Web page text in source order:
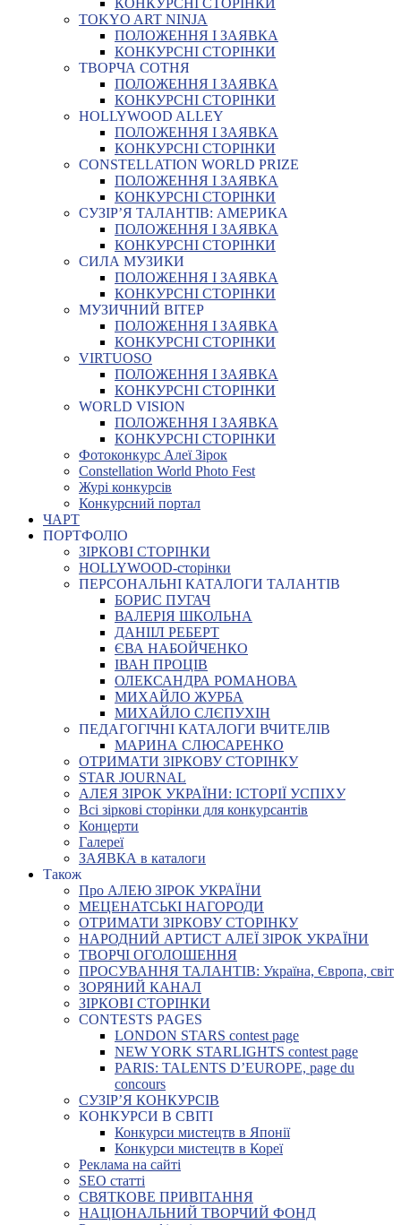
КОНКУРСНІ СТОРІНКИ
TOKYO ART NINJA
ПОЛОЖЕННЯ І ЗАЯВКА
КОНКУРСНІ СТОРІНКИ
ТВОРЧА СОТНЯ
ПОЛОЖЕННЯ І ЗАЯВКА
КОНКУРСНІ СТОРІНКИ
HOLLYWOOD ALLEY
ПОЛОЖЕННЯ І ЗАЯВКА
КОНКУРСНІ СТОРІНКИ
CONSTELLATION WORLD PRIZE
ПОЛОЖЕННЯ І ЗАЯВКА
КОНКУРСНІ СТОРІНКИ
СУЗІР’Я ТАЛАНТІВ: АМЕРИКА
ПОЛОЖЕННЯ І ЗАЯВКА
КОНКУРСНІ СТОРІНКИ
СИЛА МУЗИКИ
ПОЛОЖЕННЯ І ЗАЯВКА
КОНКУРСНІ СТОРІНКИ
МУЗИЧНИЙ ВІТЕР
ПОЛОЖЕННЯ І ЗАЯВКА
КОНКУРСНІ СТОРІНКИ
VIRTUOSO
ПОЛОЖЕННЯ І ЗАЯВКА
КОНКУРСНІ СТОРІНКИ
WORLD VISION
ПОЛОЖЕННЯ І ЗАЯВКА
КОНКУРСНІ СТОРІНКИ
Фотоконкурс Алеї Зірок
Constellation World Photo Fest
Журі конкурсів
Конкурсний портал
ЧАРТ
ПОРТФОЛІО
ЗІРКОВІ СТОРІНКИ
HOLLYWOOD-сторінки
ПЕРСОНАЛЬНІ КАТАЛОГИ ТАЛАНТІВ
БОРИС ПУГАЧ
ВАЛЕРІЯ ШКОЛЬНА
ДАНІІЛ РЕБЕРТ
ЄВА НАБОЙЧЕНКО
ІВАН ПРОЦІВ
ОЛЕКСАНДРА РОМАНОВА
МИХАЙЛО ЖУРБА
МИХАЙЛО СЛЄПУХІН
ПЕДАГОГІЧНІ КАТАЛОГИ ВЧИТЕЛІВ
МАРИНА СЛЮСАРЕНКО
ОТРИМАТИ ЗІРКОВУ СТОРІНКУ
STAR JOURNAL
АЛЕЯ ЗІРОК УКРАЇНИ: ІСТОРІЇ УСПІХУ
Всі зіркові сторінки для конкурсантів
Концерти
Галереї
ЗАЯВКА в каталоги
Також
Про АЛЕЮ ЗІРОК УКРАЇНИ
МЕЦЕНАТСЬКІ НАГОРОДИ
ОТРИМАТИ ЗІРКОВУ СТОРІНКУ
НАРОДНИЙ АРТИСТ АЛЕЇ ЗІРОК УКРАЇНИ
ТВОРЧІ ОГОЛОШЕННЯ
ПРОСУВАННЯ ТАЛАНТІВ: Україна, Європа, світ
ЗОРЯНИЙ КАНАЛ
ЗІРКОВІ СТОРІНКИ
CONTESTS PAGES
LONDON STARS contest page
NEW YORK STARLIGHTS contest page
PARIS: TALENTS D’EUROPE, page du
concours
СУЗІР’Я КОНКУРСІВ
КОНКУРСИ В СВІТІ
Конкурси мистецтв в Японії
Конкурси мистецтв в Кореї
Реклама на сайті
SEO статті
СВЯТКОВЕ ПРИВІТАННЯ
НАЦІОНАЛЬНИЙ ТВОРЧИЙ ФОНД